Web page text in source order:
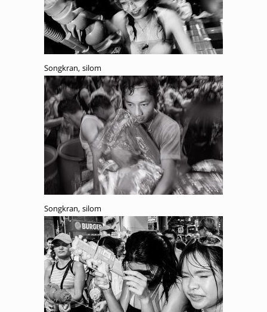
Songkran, silom
Songkran, silom